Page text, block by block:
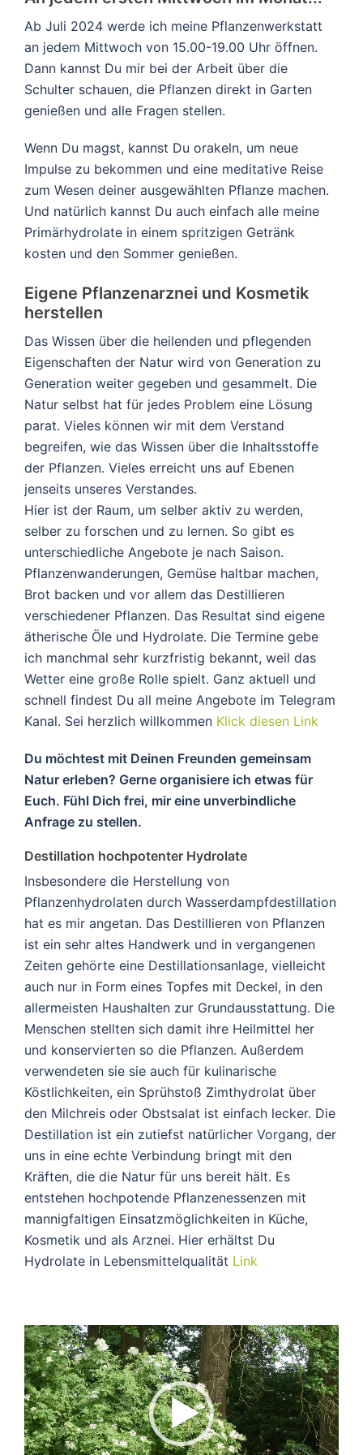
Ab Juli 2024 werde ich meine Pflanzenwerkstatt
an jedem Mittwoch von 15.00-19.00 Uhr öffnen.
Dann kannst Du mir bei der Arbeit über die
Schulter schauen, die Pflanzen direkt in Garten
genießen und alle Fragen stellen.
Wenn Du magst, kannst Du orakeln, um neue
Impulse zu bekommen und eine meditative Reise
zum Wesen deiner ausgewählten Pflanze machen.
Und natürlich kannst Du auch einfach alle meine
Primärhydrolate in einem spritzigen Getränk
kosten und den Sommer genießen.
Eigene Pflanzenarznei und Kosmetik
herstellen
Das Wissen über die heilenden und pflegenden
Eigenschaften der Natur wird von Generation zu
Generation weiter gegeben und gesammelt. Die
Natur selbst hat für jedes Problem eine Lösung
parat. Vieles können wir mit dem Verstand
begreifen, wie das Wissen über die Inhaltsstoffe
der Pflanzen. Vieles erreicht uns auf Ebenen
jenseits unseres Verstandes.
Hier ist der Raum, um selber aktiv zu werden,
selber zu forschen und zu lernen. So gibt es
unterschiedliche Angebote je nach Saison.
Pflanzenwanderungen, Gemüse haltbar machen,
Brot backen und vor allem das Destillieren
verschiedener Pflanzen. Das Resultat sind eigene
ätherische Öle und Hydrolate. Die Termine gebe
ich manchmal sehr kurzfristig bekannt, weil das
Wetter eine große Rolle spielt. Ganz aktuell und
schnell findest Du all meine Angebote im Telegram
Kanal. Sei herzlich willkommen Klick diesen Link
Du möchtest mit Deinen Freunden gemeinsam
Natur erleben? Gerne organisiere ich etwas für
Euch. Fühl Dich frei, mir eine unverbindliche
Anfrage zu stellen.
Destillation hochpotenter Hydrolate
Insbesondere die Herstellung von
Pflanzenhydrolaten durch Wasserdampfdestillation
hat es mir angetan. Das Destillieren von Pflanzen
ist ein sehr altes Handwerk und in vergangenen
Zeiten gehörte eine Destillationsanlage, vielleicht
auch nur in Form eines Topfes mit Deckel, in den
allermeisten Haushalten zur Grundausstattung. Die
Menschen stellten sich damit ihre Heilmittel her
und konservierten so die Pflanzen. Außerdem
verwendeten sie sie auch für kulinarische
Köstlichkeiten, ein Sprühstoß Zimthydrolat über
den Milchreis oder Obstsalat ist einfach lecker. Die
Destillation ist ein zutiefst natürlicher Vorgang, der
uns in eine echte Verbindung bringt mit den
Kräften, die die Natur für uns bereit hält. Es
entstehen hochpotende Pflanzenessenzen mit
mannigfaltigen Einsatzmöglichkeiten in Küche,
Kosmetik und als Arznei. Hier erhältst Du
Hydrolate in Lebensmittelqualität Link
Video-
Player